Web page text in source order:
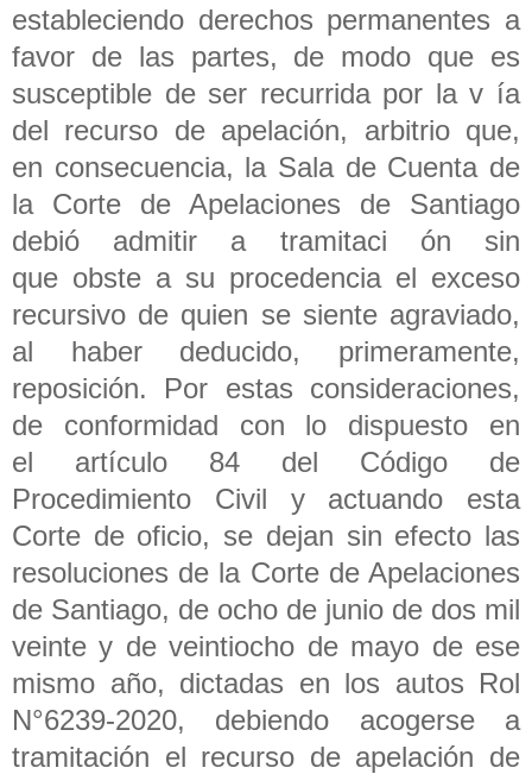
estableciendo derechos permanentes a
favor de las partes, de modo que es
susceptible de ser recurrida por la v ía
del recurso de apelación, arbitrio que,
en consecuencia, la Sala de Cuenta de
la Corte de Apelaciones de Santiago
debió admitir a tramitaci ón sin
que obste a su procedencia el exceso
recursivo de quien se siente agraviado,
al haber deducido, primeramente,
reposición. Por estas consideraciones,
de conformidad con lo dispuesto en
el artículo 84 del Código de
Procedimiento Civil y actuando esta
Corte de oficio, se dejan sin efecto las
resoluciones de la Corte de Apelaciones
de Santiago, de ocho de junio de dos mil
veinte y de veintiocho de mayo de ese
mismo año, dictadas en los autos Rol
N°6239-2020, debiendo acogerse a
tramitación el recurso de apelación de